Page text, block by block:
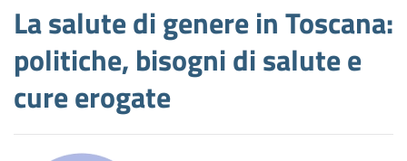
La salute di genere in Toscana:
politiche, bisogni di salute e
cure erogate